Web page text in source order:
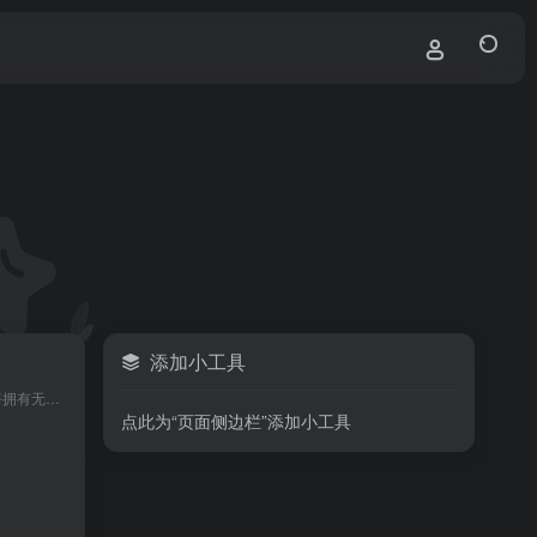
添加小工具
点此为“页面侧边栏”添加小工具